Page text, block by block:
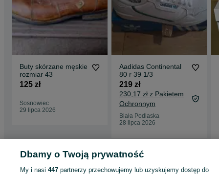
Buty skórzane męskie
rozmiar 43
125 zł
Sosnowiec
29 lipca 2026
Aadidas Continental
80 r 39 1/3
219 zł
230,17 zł z Pakietem
Ochronnym
Biała Podlaska
28 lipca 2026
mazurskie
Pozostałe - Olsztynek
Dbamy o Twoją prywatność
My i nasi447 partnerzy przechowujemy lub uzyskujemy dostęp do